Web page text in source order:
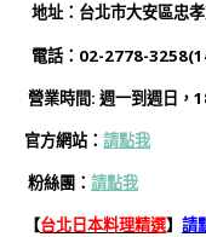
地址：台北市大安區忠
電話：02-2778-
營業時間: 週一到週日，
官方網站： 請點我
粉絲團 ： 請點我
【台北日本料理精選】 請